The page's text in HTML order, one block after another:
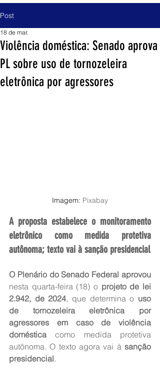
Post
Violência doméstica: Senado aprova
PL sobre uso de tornozeleira
eletrônica por agressores
18 de mar.
Imagem: Pixabay
A proposta estabelece o monitoramento
eletrônico como medida protetiva
autônoma; texto vai à sanção presidencial
O Plenário do Senado Federal aprovou
nesta quarta-feira (18) o projeto de lei
2.942, de 2024, que determina o uso
de tornozeleira eletrônica por
agressores em caso de violência
doméstica como medida protetiva
autônoma. O texto agora vai à sanção
presidencial.